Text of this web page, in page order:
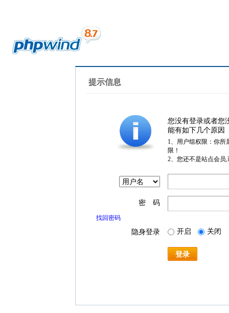
提示信息
您没有登录或者您
能有如下几个原因
1、用户组权限：你所
限！
2、您还不是站点会员
密 码
找回密码
隐身登录 开启 关闭
登录